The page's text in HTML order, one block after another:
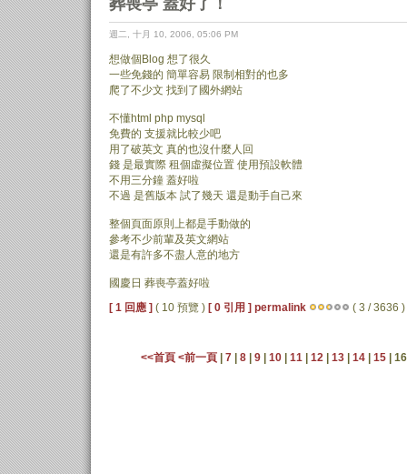
葬喪亭 蓋好了！
週二, 十月 10, 2006, 05:06 PM
想做個Blog 想了很久
一些免錢的 簡單容易 限制相對的也多
爬了不少文 找到了國外網站
不懂html php mysql
免費的 支援就比較少吧
用了破英文 真的也沒什麼人回
錢 是最實際 租個虛擬位置 使用預設軟體
不用三分鐘 蓋好啦
不過 是舊版本 試了幾天 還是動手自己來
整個頁面原則上都是手動做的
參考不少前輩及英文網站
還是有許多不盡人意的地方
國慶日 葬喪亭蓋好啦
[ 1 回應 ] ( 10 預覽 ) [ 0 引用 ] permalink ( 3 / 3636 )
<<首頁 <前一頁 7| 8| 9| 10| 11| 12| 13| 14| 15|